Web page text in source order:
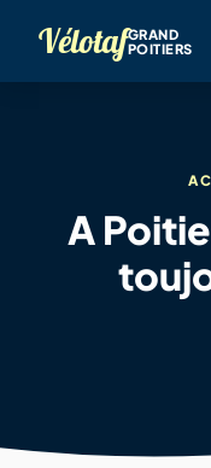
VélotafGRAND
POITIERS
A